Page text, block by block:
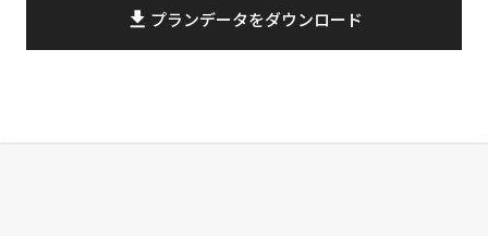
file_download プランデータをダウンロード